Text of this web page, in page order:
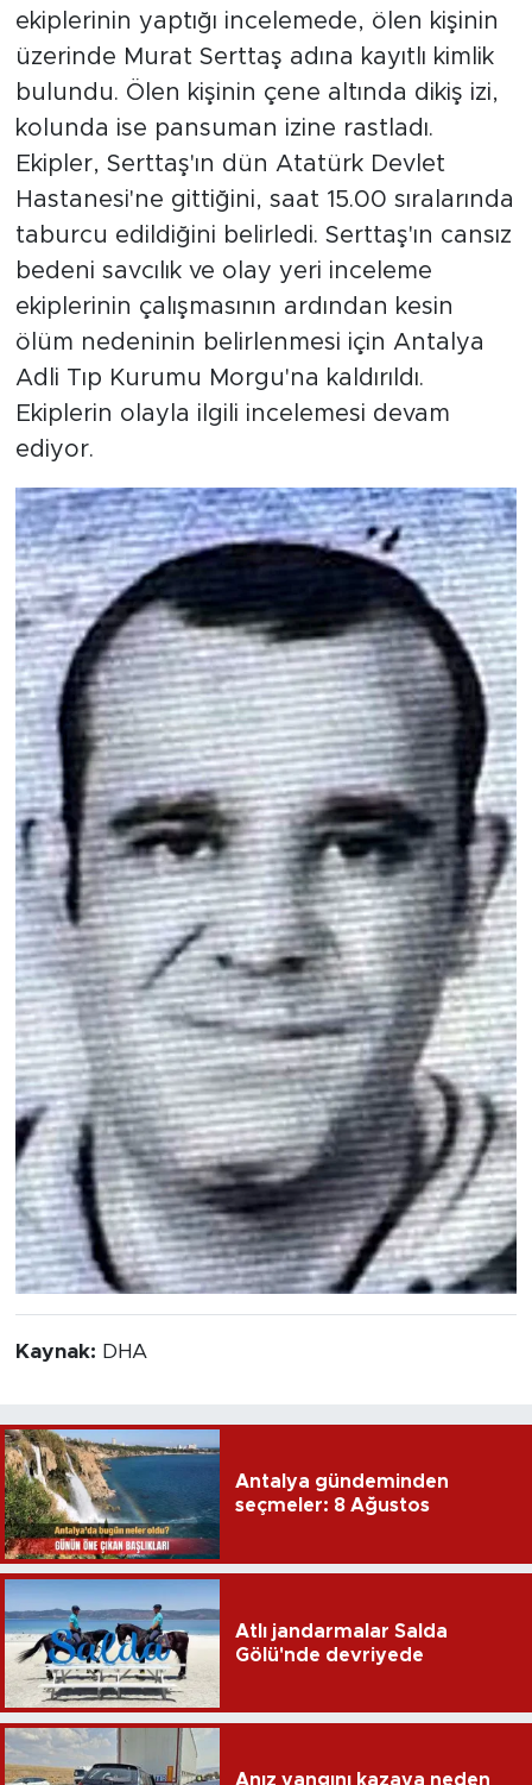
ekiplerinin yaptığı incelemede, ölen kişinin
üzerinde Murat Serttaş adına kayıtlı kimlik
bulundu. Ölen kişinin çene altında dikiş izi,
kolunda ise pansuman izine rastladı.
Ekipler, Serttaş'ın dün Atatürk Devlet
Hastanesi'ne gittiğini, saat 15.00 sıralarında
taburcu edildiğini belirledi. Serttaş'ın cansız
bedeni savcılık ve olay yeri inceleme
ekiplerinin çalışmasının ardından kesin
ölüm nedeninin belirlenmesi için Antalya
Adli Tıp Kurumu Morgu'na kaldırıldı.
Ekiplerin olayla ilgili incelemesi devam
ediyor.
Kaynak: DHA
Antalya gündeminden
seçmeler: 8 Ağustos
Atlı jandarmalar Salda
Gölü'nde devriyede
Anız yangını kazaya neden